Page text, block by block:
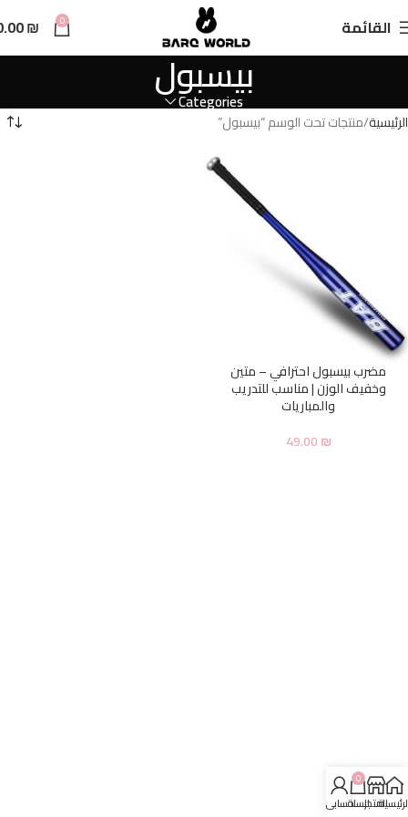
القائمة 0
₪
بيسبول
Categories
الرئيسية منتجات تحت الوسم “بيسبول”
مضرب بيسبول احترافي – متين
وخفيف الوزن | مناسب للتدريب
والمباريات
49.00₪
المتجر
0
السلةحسابي